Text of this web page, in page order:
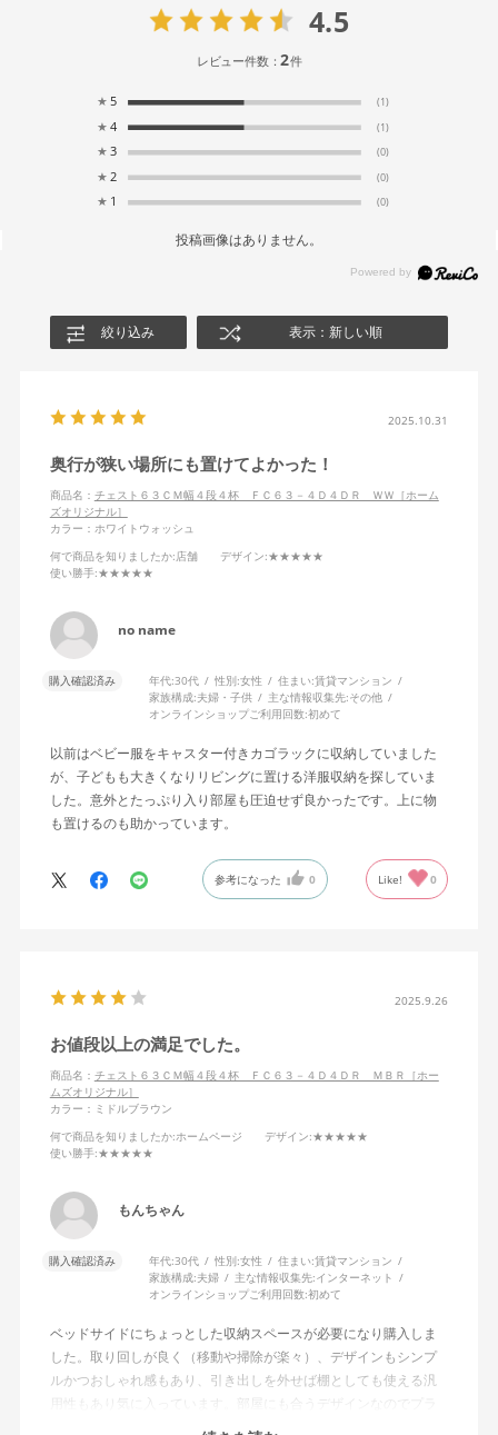
4.5
レビュー件数：2件
★ 5 (1)
★ 4 (1)
★ 3 (0)
★ 2 (0)
★ 1 (0)
投稿画像はありません。
絞り込み 表示：新しい順
2025.10.31
奥行が狭い場所にも置けてよかった！
商品名： チェスト６３ＣＭ幅４段４杯 ＦＣ６３－４Ｄ４ＤＲ ＷＷ［ホーム
ズオリジナル］
カラー：ホワイトウォッシュ
何で商品を知りましたか:店舗 デザイン:★★★★★
使い勝手:★★★★★
no name
購入確認済み 年代:30代 性別:女性 住まい:賃貸マンション
家族構成:夫婦・子供 主な情報収集先:その他
オンラインショップご利用回数:初めて
以前はベビー服をキャスター付きカゴラックに収納していました
が、子どもも大きくなりリビングに置ける洋服収納を探していま
した。意外とたっぷり入り部屋も圧迫せず良かったです。上に物
も置けるのも助かっています。
参考になった 0 Like! 0
2025.9.26
お値段以上の満足でした。
商品名： チェスト６３ＣＭ幅４段４杯 ＦＣ６３－４Ｄ４ＤＲ ＭＢＲ［ホー
ムズオリジナル］
カラー：ミドルブラウン
何で商品を知りましたか:ホームページ デザイン:★★★★★
使い勝手:★★★★★
もんちゃん
購入確認済み 年代:30代 性別:女性 住まい:賃貸マンション
家族構成:夫婦 主な情報収集先:インターネット
オンラインショップご利用回数:初めて
ベッドサイドにちょっとした収納スペースが必要になり購入しま
した。取り回しが良く（移動や掃除が楽々）、デザインもシンプ
ルかつおしゃれ感もあり、引き出しを外せば棚としても使える汎
用性もあり気に入っています。部屋にも合うデザインなのでプラ
スチックの衣装ケースやカラーボックスにしなくて良かったで